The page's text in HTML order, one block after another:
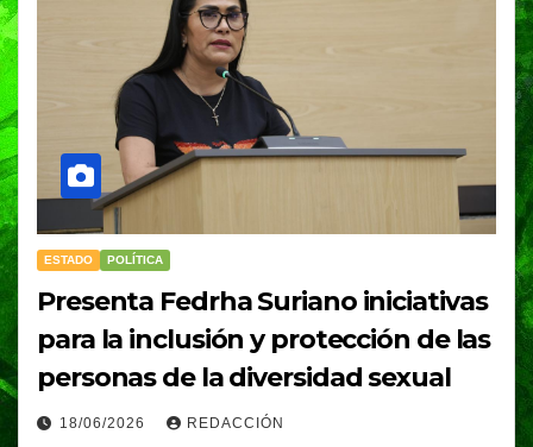
ESTADO POLÍTICA
Presenta Fedrha Suriano iniciativas
para la inclusión y protección de las
personas de la diversidad sexual
18/06/2026 REDACCIÓN